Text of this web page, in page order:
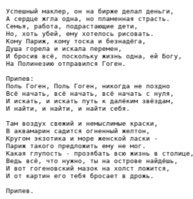
Успешный маклер, он на бирже делал деньги,
А сердце жгла одна, но пламенная страсть.
Семья, работа, подрастающие дети,
Но, хоть убей, ему хотелось рисовать.
Кому Париж, кому тоска и безнадёга,
Душа горела и искала перемен,
И бросив всё, поскольку жизнь одна, ей Богу,
На Полинезию отправился Гоген.
Припев:
Поль Гоген, Поль Гоген, никогда не поздно
Всё начать, всё начать, всё начать с нуля,
И искать, и искать путь к далёким звёздам,
И найти, и найти, и найти себя.
Там воздух свежий и немыслимые краски,
В аквамарин садится огненный желтон,
Кругом экзотика и море женской ласки -
Париж такого предложить ему не мог.
Какая глупость - прозябать всю жизнь в столице,
Ведь всё, что нужно, ты на острове найдёшь,
И вот гогеновский мазок на холст ложится,
И от картин его тебя бросает в дрожь.
Припев.